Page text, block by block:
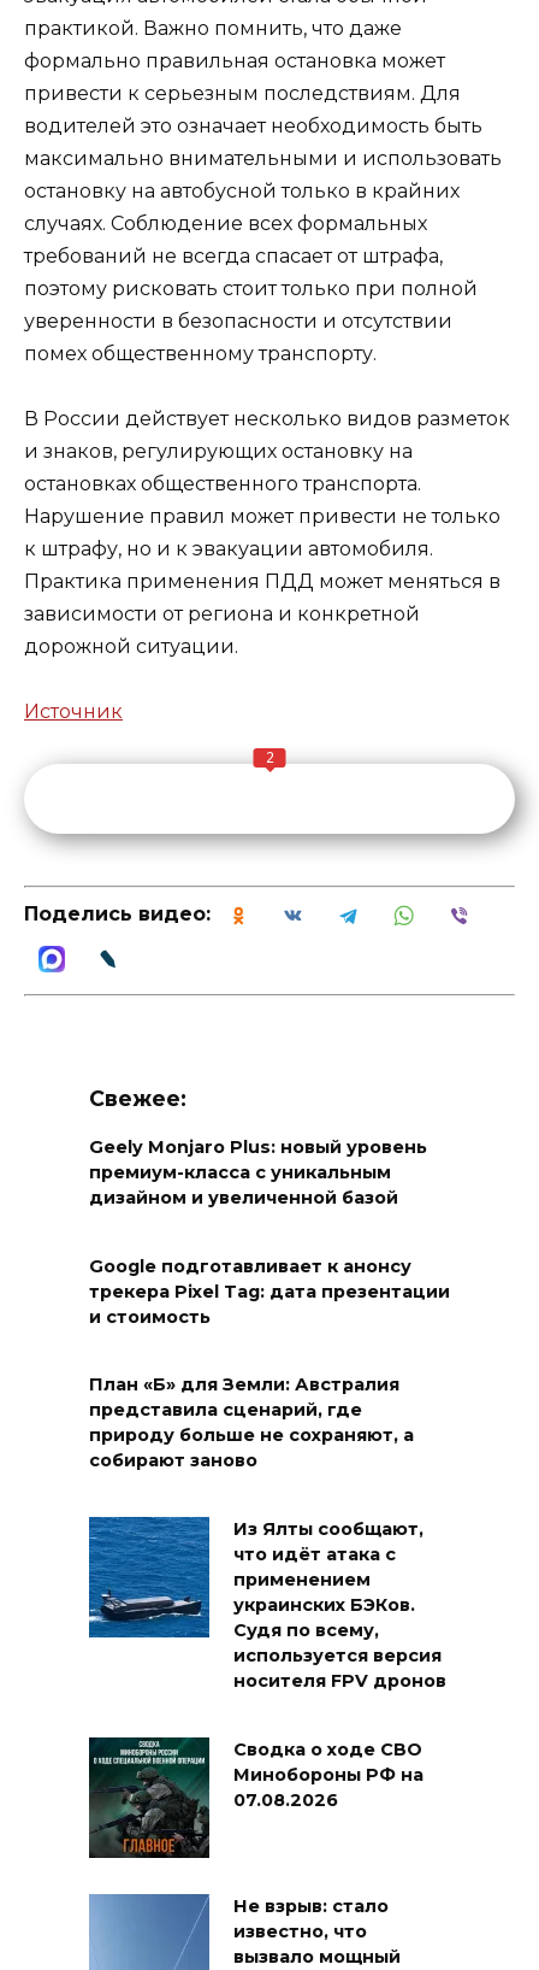
практикой. Важно помнить, что даже
формально правильная остановка может
привести к серьезным последствиям. Для
водителей это означает необходимость быть
максимально внимательными и использовать
остановку на автобусной только в крайних
случаях. Соблюдение всех формальных
требований не всегда спасает от штрафа,
поэтому рисковать стоит только при полной
уверенности в безопасности и отсутствии
помех общественному транспорту.
В России действует несколько видов разметок
и знаков, регулирующих остановку на
остановках общественного транспорта.
Нарушение правил может привести не только
к штрафу, но и к эвакуации автомобиля.
Практика применения ПДД может меняться в
зависимости от региона и конкретной
дорожной ситуации.
Источник
2
Поделись видео:
Свежее:
Geely Monjaro Plus: новый уровень
премиум-класса с уникальным
дизайном и увеличенной базой
Google подготавливает к анонсу
трекера Pixel Tag: дата презентации
и стоимость
План «Б» для Земли: Австралия
представила сценарий, где
природу больше не сохраняют, а
собирают заново
Из Ялты сообщают,
что идёт атака с
применением
украинских БЭКов.
Судя по всему,
используется версия
носителя FPV дронов
Сводка о ходе СВО
Минобороны РФ на
07.08.2026
Не взрыв: стало
известно, что
вызвало мощный